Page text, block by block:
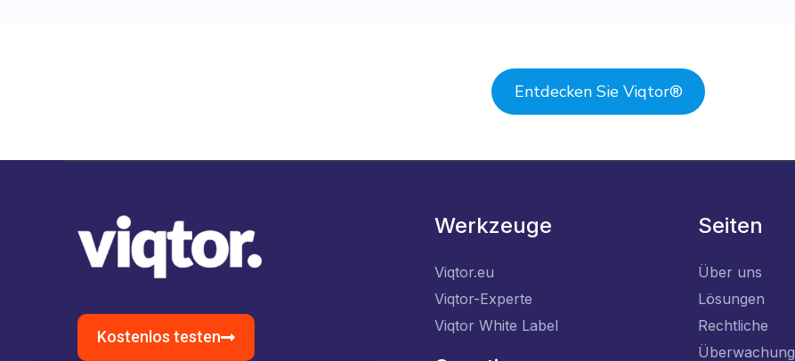
Entdecken Sie Viqtor®
Kostenlos testen
Werkzeuge
Viqtor.eu
Viqtor-Experte
Viqtor White Label
Seiten
Über uns
Lösungen
Rechtliche
Überwachung